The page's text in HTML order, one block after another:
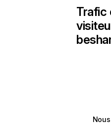
Trafic